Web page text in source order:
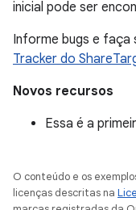
inicial pode ser
Informe bugs e faça
Tracker do
Novos recursos
Essa é a
O conteúdo e os
licenças descritas na